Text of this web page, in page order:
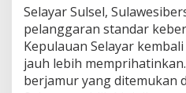
a
n
d
i
U
j
Selayar Sulsel,
pelanggaran standar
Kepulauan Selayar
jauh lebih
berjamur yang ditemukan